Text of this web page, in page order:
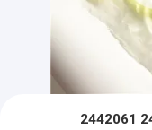
2442056 2442058 2442059 2442060 2442061